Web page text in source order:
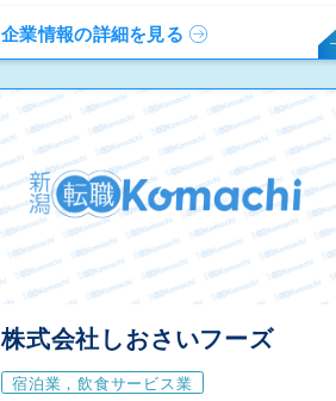
企業情報の詳細を見る
株式会社しおさいフーズ
宿泊業，飲食サービス業